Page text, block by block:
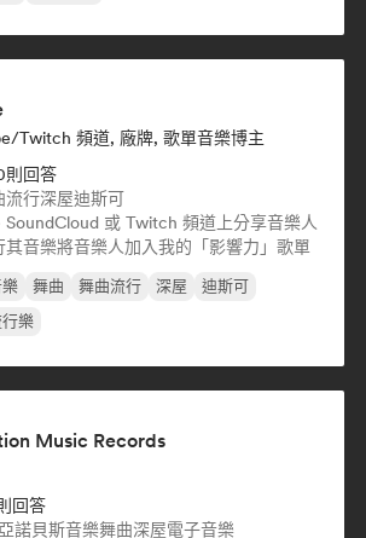
Twitch 頻道, 廠牌, 歌單音樂博主
則回答
流行深屋迪斯可
SoundCloud 或 Twitch 頻道上分享音樂人
其音樂將音樂人加入我的「影響力」歌單
舞曲 舞曲流行 深屋
迪斯可
樂
Music Records
回答
諾貝斯音樂舞曲深屋電子音樂